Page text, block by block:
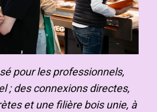
pour les professionnels,
; des connexions directes,
et une filière bois unie, à